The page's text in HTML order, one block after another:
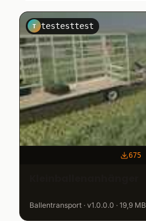
T testesttest
675
Ballentransport · v1.0.0.0 · 19,9 MB